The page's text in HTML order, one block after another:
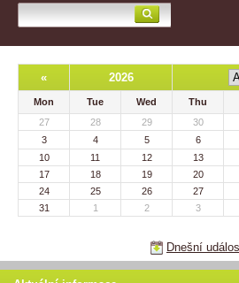
« 2026
Mon Tue Wed Thu
27
28 29 30
3
4 5 6
10
11 12 13
17
18 19 20
24
25 26 27
31
1 2 3
Dnešní